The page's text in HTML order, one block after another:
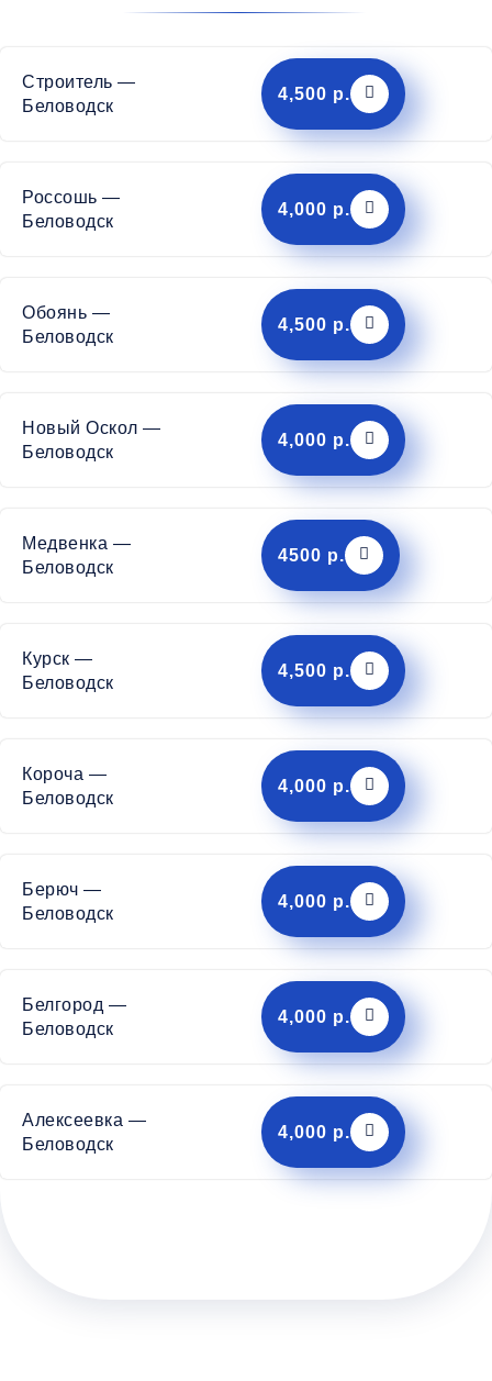
Строитель —
Беловодск
4,500 р.
Россошь —
Беловодск
4,000 р.
Обоянь —
Беловодск
4,500 р.
Новый Оскол —
Беловодск
4,000 р.
Медвенка —
Беловодск
4500 р.
Курск —
Беловодск
4,500 р.
Короча —
Беловодск
4,000 р.
Берюч —
Беловодск
4,000 р.
Белгород —
Беловодск
4,000 р.
Алексеевка —
Беловодск
4,000 р.